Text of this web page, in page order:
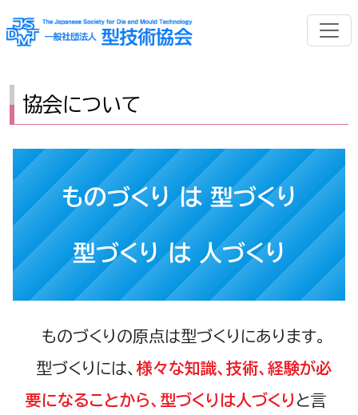
協会について
ものづくり は 型づくり
型づくり は 人づくり
ものづくりの原点は型づくりにあります。
型づくりには、 様々な知識、技術、経験が必
要になることから、型づくりは人づくり と言